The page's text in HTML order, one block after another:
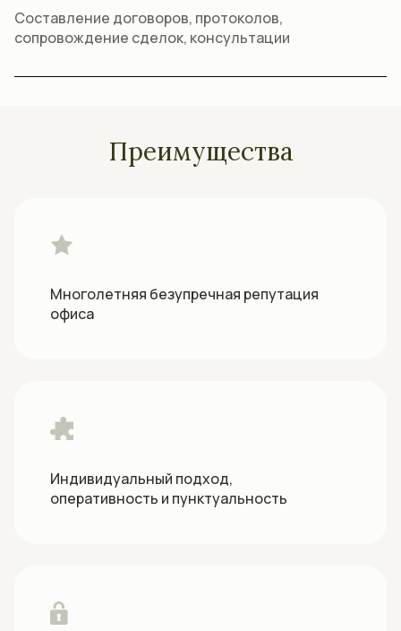
Составление договоров, протоколов,
сопровождение сделок, консультации
Преимущества
Многолетняя безупречная репутация
офиса
Индивидуальный подход,
оперативность и пунктуальность